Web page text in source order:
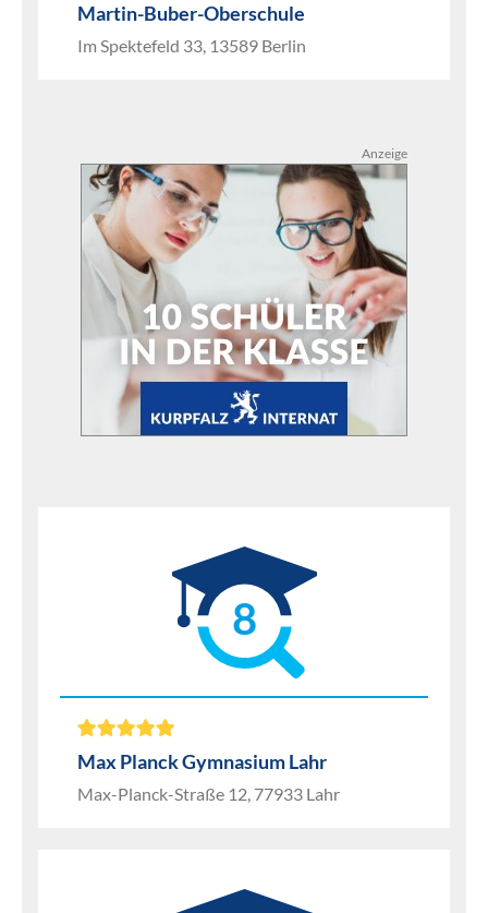
Martin-Buber-Oberschule
Im Spektefeld 33, 13589 Berlin
Anzeige
8
Max Planck Gymnasium Lahr
Max-Planck-Straße 12, 77933 Lahr